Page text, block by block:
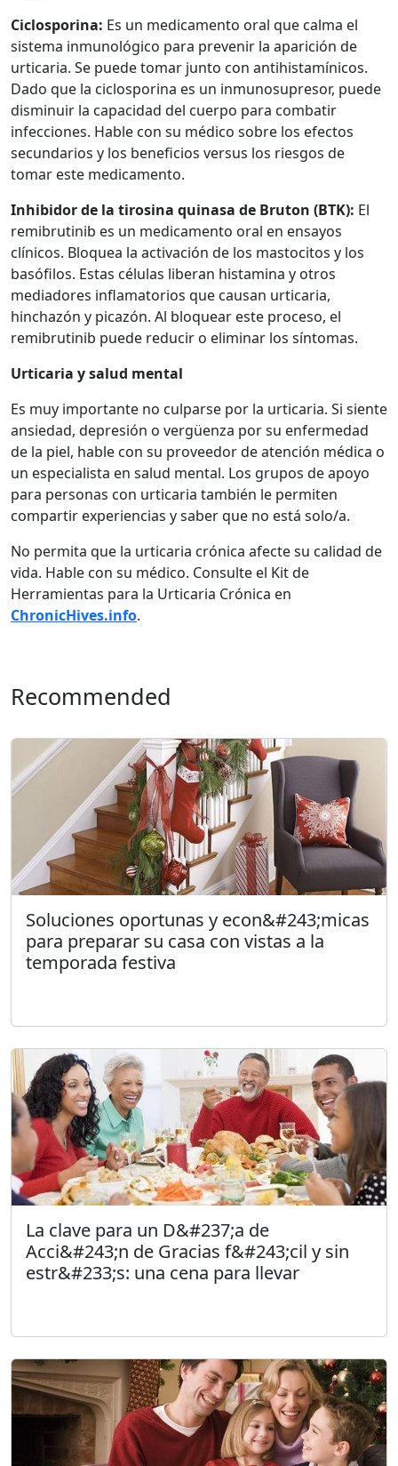
Ciclosporina: Es un medicamento oral que calma el
sistema inmunológico para prevenir la aparición de
urticaria. Se puede tomar junto con antihistamínicos.
Dado que la ciclosporina es un inmunosupresor, puede
disminuir la capacidad del cuerpo para combatir
infecciones. Hable con su médico sobre los efectos
secundarios y los beneficios versus los riesgos de
tomar este medicamento.
Inhibidor de la tirosina quinasa de Bruton (BTK): El
remibrutinib es un medicamento oral en ensayos
clínicos. Bloquea la activación de los mastocitos y los
basófilos. Estas células liberan histamina y otros
mediadores inflamatorios que causan urticaria,
hinchazón y picazón. Al bloquear este proceso, el
remibrutinib puede reducir o eliminar los síntomas.
Urticaria y salud mental
Es muy importante no culparse por la urticaria. Si siente
ansiedad, depresión o vergüenza por su enfermedad
de la piel, hable con su proveedor de atención médica o
un especialista en salud mental. Los grupos de apoyo
para personas con urticaria también le permiten
compartir experiencias y saber que no está solo/a.
No permita que la urticaria crónica afecte su calidad de
vida. Hable con su médico. Consulte el Kit de
Herramientas para la Urticaria Crónica en
ChronicHives.info.
Recommended
Soluciones oportunas y econ&#243;micas
para preparar su casa con vistas a la
temporada festiva
La clave para un D&#237;a de
Acci&#243;n de Gracias f&#243;cil y sin
estr&#233;s: una cena para llevar